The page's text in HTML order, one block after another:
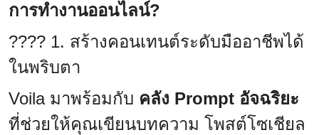
การทำงานออนไลน์?
???? 1. สร้างคอนเทนต์ระดับมืออาชีพได้
ในพริบตา
Voila มาพร้อมกับ คลัง Prompt อัจฉริยะ
ที่ช่วยให้คุณเขียนบทความ โพสต์โซเชียล